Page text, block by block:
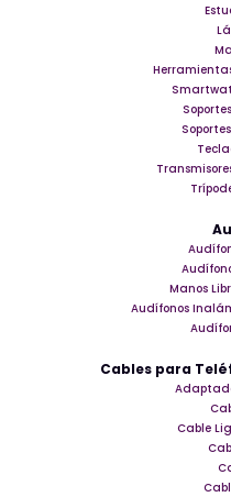
Manos
Audífonos
Cables para
Cable